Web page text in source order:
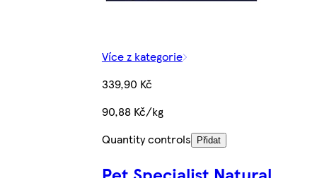
Více z kategorie
339,90 Kč
90,88 Kč/kg
Quantity controls
Přidat